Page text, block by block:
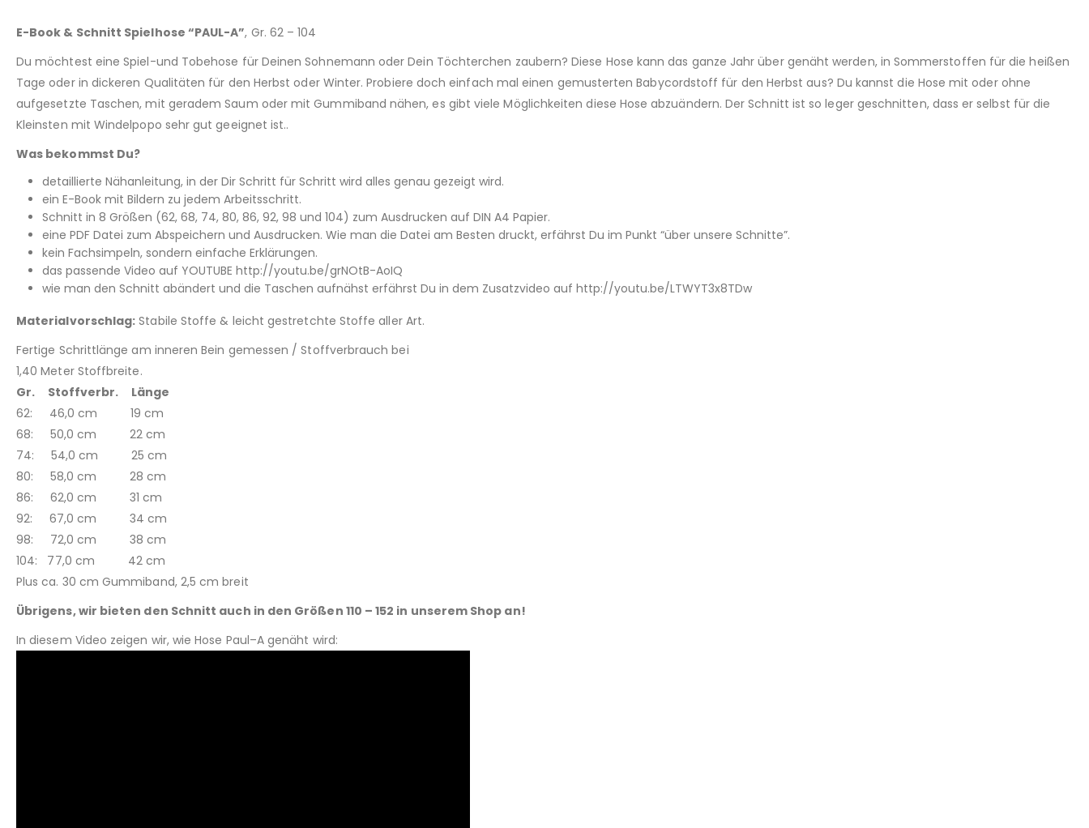
E-Book & Schnitt Spielhose “PAUL-A”, Gr. 62 – 104
Du möchtest eine Spiel-und Tobehose für Deinen Sohnemann oder Dein Töchterchen zaubern? Diese Hose kann das ganze Jahr über genäht werden, in Sommerstoffen für die heißen
Tage oder in dickeren Qualitäten für den Herbst oder Winter. Probiere doch einfach mal einen gemusterten Babycordstoff für den Herbst aus? Du kannst die Hose mit oder ohne
aufgesetzte Taschen, mit geradem Saum oder mit Gummiband nähen, es gibt viele Möglichkeiten diese Hose abzuändern. Der Schnitt ist so leger geschnitten, dass er selbst für die
Kleinsten mit Windelpopo sehr gut geeignet ist..
Was bekommst Du?
detaillierte Nähanleitung, in der Dir Schritt für Schritt wird alles genau gezeigt wird.
ein E-Book mit Bildern zu jedem Arbeitsschritt.
Schnitt in 8 Größen (62, 68, 74, 80, 86, 92, 98 und 104) zum Ausdrucken auf DIN A4 Papier.
eine PDF Datei zum Abspeichern und Ausdrucken. Wie man die Datei am Besten druckt, erfährst Du im Punkt “über unsere Schnitte”.
kein Fachsimpeln, sondern einfache Erklärungen.
das passende Video auf YOUTUBE http://youtu.be/grNOtB-AoIQ
wie man den Schnitt abändert und die Taschen aufnähst erfährst Du in dem Zusatzvideo auf http://youtu.be/LTWYT3x8TDw
Materialvorschlag: Stabile Stoffe & leicht gestretchte Stoffe aller Art.
Fertige Schrittlänge am inneren Bein gemessen / Stoffverbrauch bei
1,40 Meter Stoffbreite.
Gr. Stoffverbr. Länge
62: 46,0 cm 19 cm
68: 50,0 cm 22 cm
74: 54,0 cm 25 cm
80: 58,0 cm 28 cm
86: 62,0 cm 31 cm
92: 67,0 cm 34 cm
98: 72,0 cm 38 cm
104: 77,0 cm 42 cm
Plus ca. 30 cm Gummiband, 2,5 cm breit
Übrigens, wir bieten den Schnitt auch in den Größen 110 – 152 in unserem Shop an!
In diesem Video zeigen wir, wie Hose Paul–A genäht wird: